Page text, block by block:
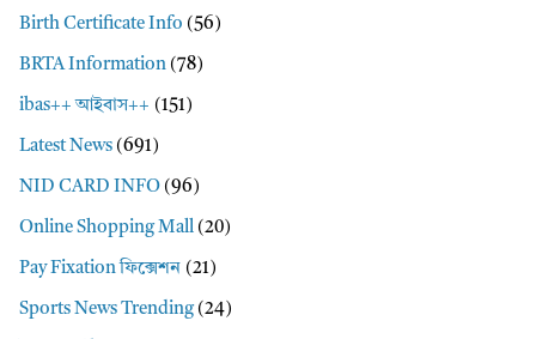
Birth Certificate Info (56)
BRTA Information (78)
ibas++ আইবাস++ (151)
Latest News (691)
NID CARD INFO (96)
Online Shopping Mall (20)
Pay Fixation ফিক্সেশন (21)
Sports News Trending(24)